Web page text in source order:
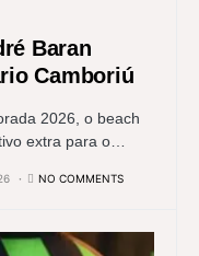
Baran
Camboriú
2026, o beach
extra para o…
NO COMMENTS